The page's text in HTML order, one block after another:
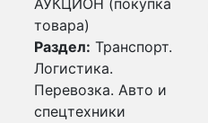
АУКЦИОН (покупка
товара)
Раздел: Транспорт.
Логистика.
Перевозка. Авто и
спецтехники